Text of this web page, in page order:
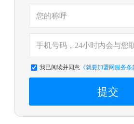
我已阅读并同意《就要加盟网服务条
提交